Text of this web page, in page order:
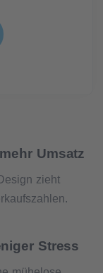
Umsatz
zieht
Stress